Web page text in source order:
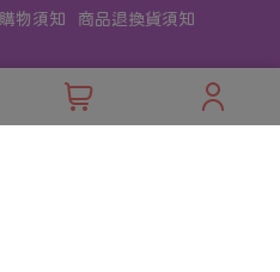
物須知 商品退換貨須知